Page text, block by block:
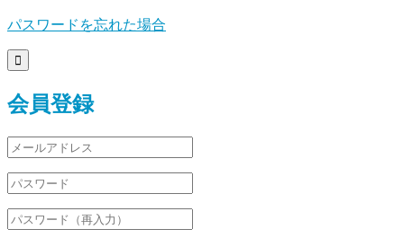
パスワードを忘れた場合

会員登録